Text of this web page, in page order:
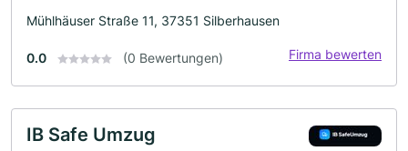
Mühlhäuser Straße 11, 37351 Silberhausen
0.0 (0 Bewertungen) Firma bewerten
IB Safe Umzug